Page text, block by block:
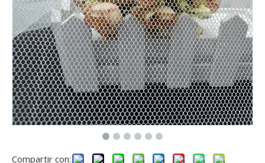
Compartir con: